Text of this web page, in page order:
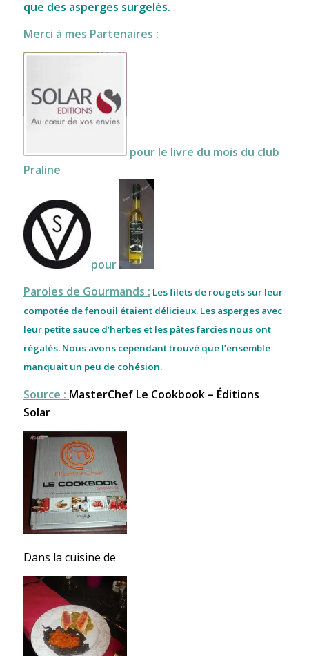
que des asperges surgelés.
Merci à mes Partenaires :
pour le livre du mois du club
Praline
pour
Paroles de Gourmands : Les filets de rougets sur leur
compotée de fenouil étaient délicieux. Les asperges avec
leur petite sauce d’herbes et les pâtes farcies nous ont
régalés. Nous avons cependant trouvé que l’ensemble
manquait un peu de cohésion.
Source : MasterChef Le Cookbook – Éditions
Solar
Dans la cuisine de